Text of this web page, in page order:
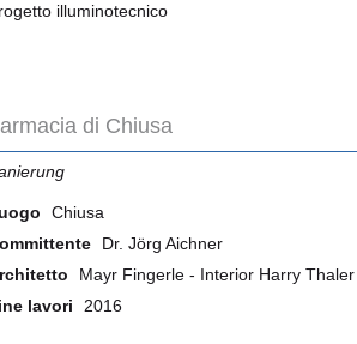
illuminotecnico
di Chiusa
Chiusa
Dr. Jörg Aichner
Mayr Fingerle - Interior Harry Thaler
lavori
2016